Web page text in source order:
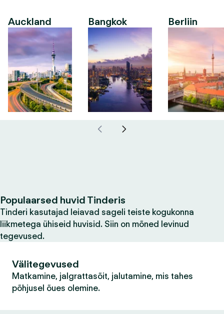
Auckland Bangkok Berliin
Populaarsed huvid Tinderis
Tinderi kasutajad leiavad sageli teiste kogukonna
liikmetega ühiseid huvisid. Siin on mõned levinud
tegevused.
Välitegevused
Matkamine, jalgrattasõit, jalutamine, mis tahes
põhjusel õues olemine.